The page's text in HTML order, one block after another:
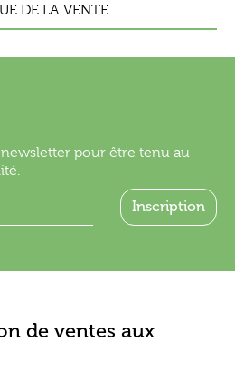
DE LA VENTE
pour être tenu au
de ventes aux